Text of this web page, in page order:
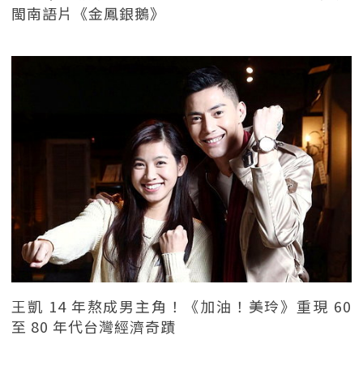
閩南語片《金鳳銀鵝》
王凱 14 年熬成男主角！《加油！美玲》重現 60
至 80 年代台灣經濟奇蹟